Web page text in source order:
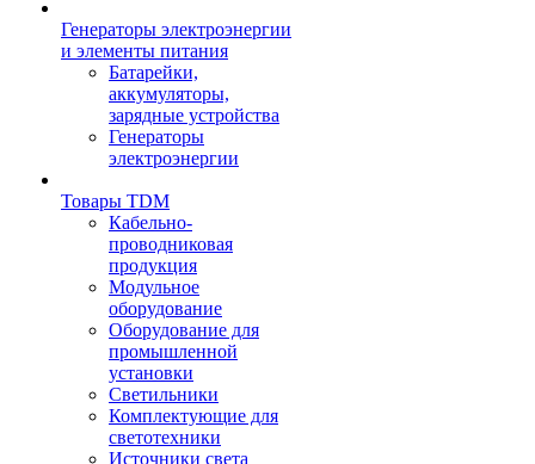
Генераторы электроэнергии
и элементы питания
Батарейки,
аккумуляторы,
зарядные устройства
Генераторы
электроэнергии
Товары TDM
Кабельно-
проводниковая
продукция
Модульное
оборудование
Оборудование для
промышленной
установки
Светильники
Комплектующие для
светотехники
Источники света